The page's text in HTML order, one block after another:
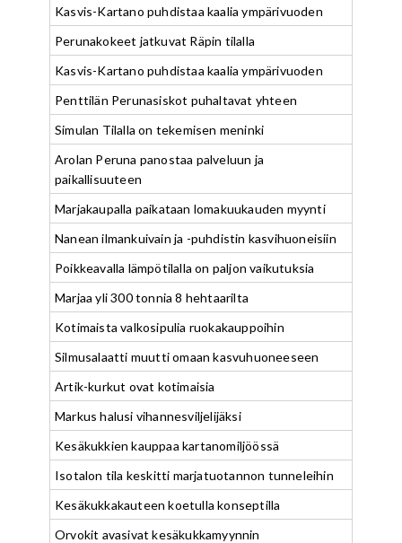
Kasvis-Kartano puhdistaa kaalia ympärivuoden
Perunakokeet jatkuvat Räpin tilalla
Kasvis-Kartano puhdistaa kaalia ympärivuoden
Penttilän Perunasiskot puhaltavat yhteen
Simulan Tilalla on tekemisen meninki
Arolan Peruna panostaa palveluun ja
paikallisuuteen
Marjakaupalla paikataan lomakuukauden myynti
Nanean ilmankuivain ja -puhdistin kasvihuoneisiin
Poikkeavalla lämpötilalla on paljon vaikutuksia
Marjaa yli 300 tonnia 8 hehtaarilta
Kotimaista valkosipulia ruokakauppoihin
Silmusalaatti muutti omaan kasvuhuoneeseen
Artik-kurkut ovat kotimaisia
Markus halusi vihannesviljelijäksi
Kesäkukkien kauppaa kartanomiljöössä
Isotalon tila keskitti marjatuotannon tunneleihin
Kesäkukkakauteen koetulla konseptilla
Orvokit avasivat kesäkukkamyynnin